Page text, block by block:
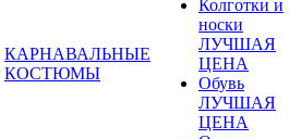
КАРНАВАЛЬНЫЕ
КОСТЮМЫ
Колготки и
носки
ЛУЧШАЯ
ЦЕНА
Обувь
ЛУЧШАЯ
ЦЕНА